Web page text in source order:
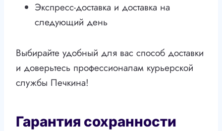
Экспресс-доставка и доставка на
следующий день
Выбирайте удобный для вас способ доставки
и доверьтесь профессионалам курьерской
службы Печкина!
Гарантия сохранности